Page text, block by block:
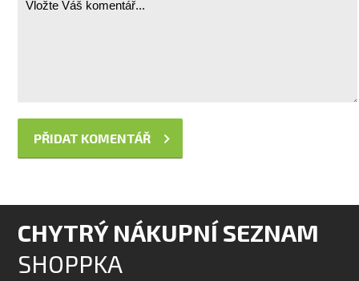
CHYTRÝ NÁKUPNÍ SEZNAM
SHOPPKA